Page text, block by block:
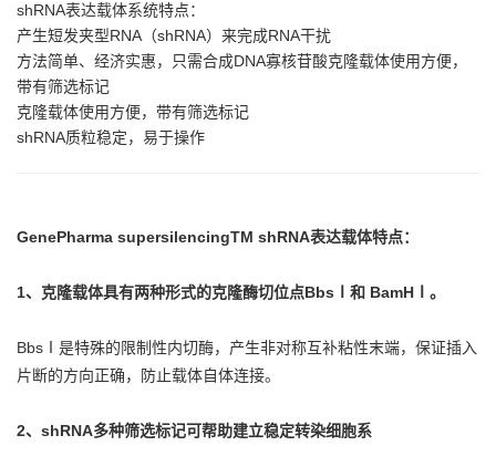
shRNA表达载体系统特点：
产生短发夹型RNA（shRNA）来完成RNA干扰
方法简单、经济实惠，只需合成DNA寡核苷酸克隆载体使用方便，
带有筛选标记
克隆载体使用方便，带有筛选标记
shRNA质粒稳定，易于操作
GenePharma supersilencingTM shRNA表达载体特点：
1、克隆载体具有两种形式的克隆酶切位点BbsⅠ 和 BamHⅠ 。
BbsⅠ是特殊的限制性内切酶，产生非对称互补粘性末端，保证插入
片断的方向正确，防止载体自体连接。
2、shRNA多种筛选标记可帮助建立稳定转染细胞系